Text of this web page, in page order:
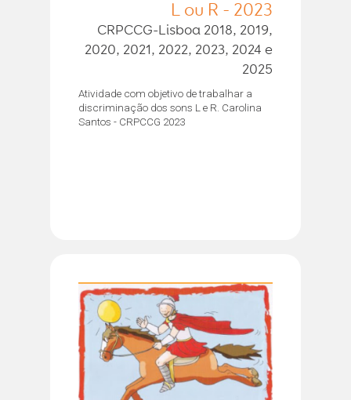
L ou R - 2023
CRPCCG-Lisboa 2018, 2019,
2020, 2021, 2022, 2023, 2024 e
2025
Atividade com objetivo de trabalhar a
discriminação dos sons L e R. Carolina
Santos - CRPCCG 2023